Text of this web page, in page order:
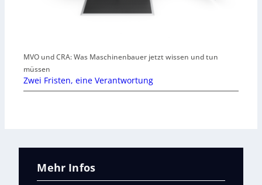
MVO und CRA: Was Maschinenbauer jetzt wissen und tun
müssen
Zwei Fristen, eine Verantwortung
Mehr Infos